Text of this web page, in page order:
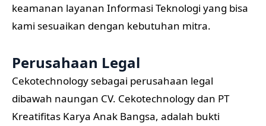
keamanan layanan Informasi Teknologi yang bisa
kami sesuaikan dengan kebutuhan mitra.
Perusahaan Legal
Cekotechnology sebagai perusahaan legal
dibawah naungan CV. Cekotechnology dan PT
Kreatifitas Karya Anak Bangsa, adalah bukti